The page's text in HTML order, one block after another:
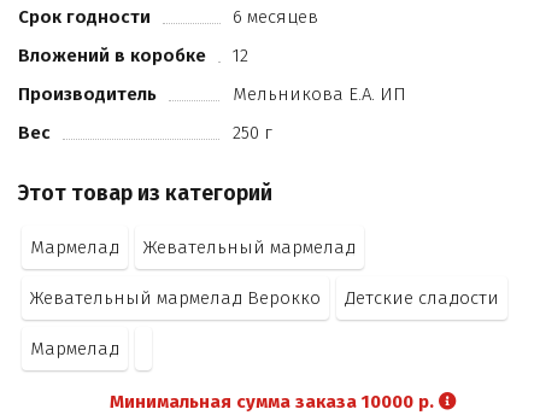
ежевика
малина
лимон
яблоко)
Срок годности
6 месяцев
Вложений в коробке
12
Производитель
Мельникова Е.А. ИП
Вес
250 г
Этот товар из категорий
Мармелад Жевательный мармелад
Жевательный мармелад Верокко Детские сладости
Мармелад
Минимальная сумма заказа 10000 р.